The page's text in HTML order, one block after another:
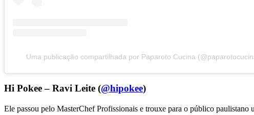
Uma publicação compartilhada por Paparoto Cucina
Hi Pokee – Ravi Leite (@hipokee)
Ele passou pelo MasterChef Profissionais e trouxe para o público paulistano